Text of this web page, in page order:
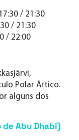
/ 21:30
/ 21:30
/ 22:00
Polar Ártico.
alguns dos
de Abu Dhabi)